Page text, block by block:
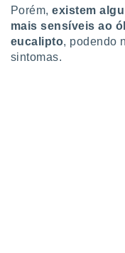
Porém,existem
mais sensíveis ao
eucalipto, podendo
sintomas.